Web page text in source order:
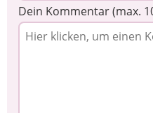
Dein Kommentar (max.